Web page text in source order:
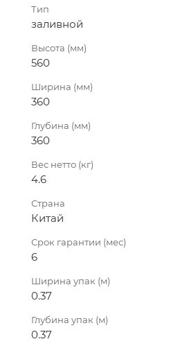
Тип
заливной
Высота (мм)
560
Ширина (мм)
360
Глубина (мм)
360
Вес нетто (кг)
4.6
Страна
Китай
Срок гарантии (мес)
6
Ширина упак (м)
0.37
Глубина упак (м)
0.37